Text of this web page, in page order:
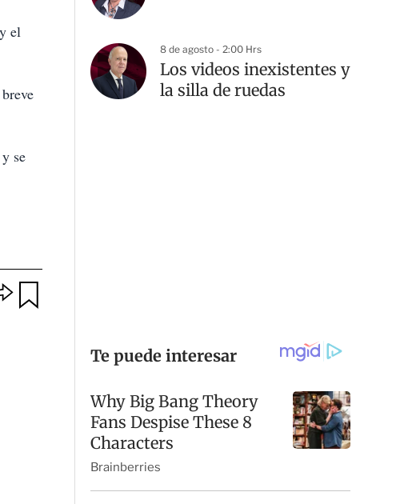
el
se
p
8 de agosto - 2:00 Hrs
Los videos inexistentes y
la silla de ruedas